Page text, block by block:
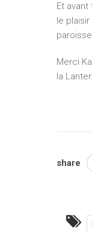
Et
le
Merci
la
share